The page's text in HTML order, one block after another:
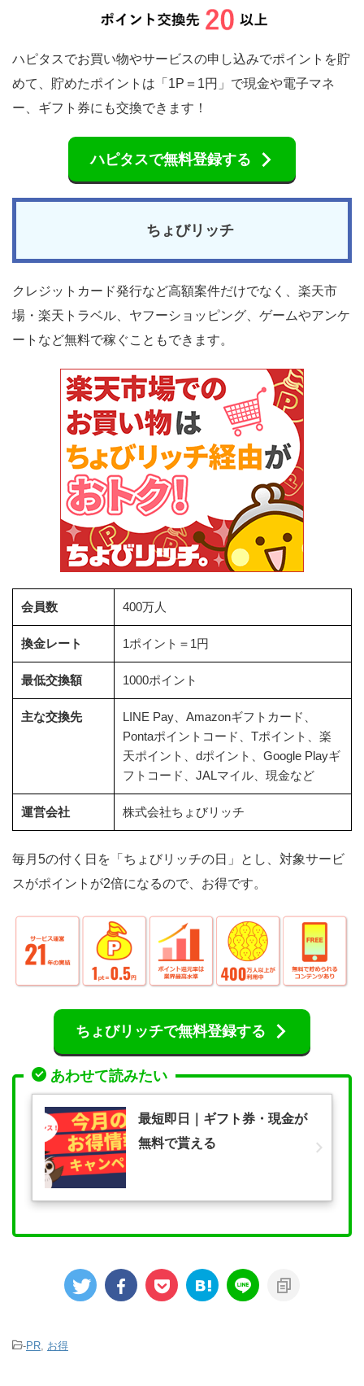
ハピタスでお買い物やサービスの申し込みでポイントを貯
めて、貯めたポイントは「1P＝1円」で現金や電子マネ
ー、ギフト券にも交換できます！
ハピタスで無料登録する
ちょびリッチ
クレジットカード発行など高額案件だけでなく、楽天市
場・楽天トラベル、ヤフーショッピング、ゲームやアンケ
ートなど無料で稼ぐこともできます。
会員数 400万人
換金レート 1ポイント＝1円
最低交換額 1000ポイント
主な交換先
LINE Pay、Amazonギフトカード、
Pontaポイントコード、Tポイント、楽
天ポイント、dポイント、Google Playギ
フトコード、JALマイル、現金など
運営会社 株式会社ちょびリッチ
毎月5の付く日を「ちょびリッチの日」とし、対象サービ
スがポイントが2倍になるので、お得です。
ちょびリッチで無料登録する
あわせて読みたい
最短即日｜ギフト券・現金が
無料で貰える
-PR お得